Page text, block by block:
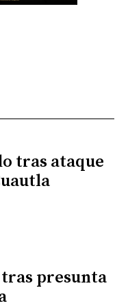
tras ataque
tras presunta